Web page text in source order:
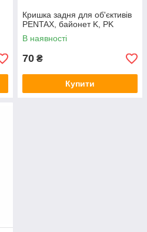
Кришка задня для об'єктивів
PENTAX, байонет K, PK
В наявності
70 ₴
Купити